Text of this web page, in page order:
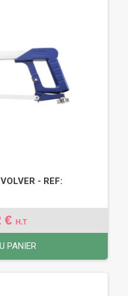
- REF:
€ H.T
PANIER